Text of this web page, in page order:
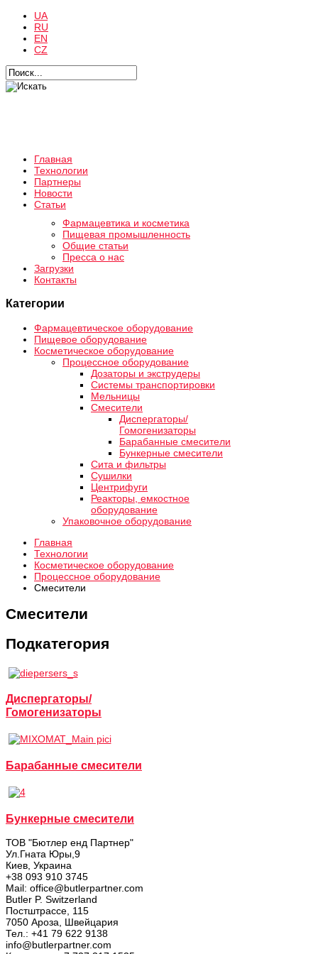
UA
RU
EN
CZ
Главная
Технологии
Партнеры
Новости
Статьи
Фармацевтика и косметика
Пищевая промышленность
Общие статьи
Пресса о нас
Загрузки
Контакты
Категории
Фармацевтическое оборудование
Пищевое оборудование
Косметическое оборудование
Процессное оборудование
Дозаторы и экструдеры
Системы транспортировки
Мельницы
Смесители
Диспергаторы/
Гомогенизаторы
Барабанные смесители
Бункерные смесители
Сита и фильтры
Сушилки
Центрифуги
Реакторы, емкостное
оборудование
Упаковочное оборудование
Главная
Технологии
Косметическое оборудование
Процессное оборудование
Смесители
Смесители
Подкатегория
Диспергаторы/
Гомогенизаторы
Барабанные смесители
Бункерные смесители
ТОВ "Бютлер енд Партнер"
Ул.Гната Юры,9
Киев, Украина
+38 093 910 3745
Mail: office@butlerpartner.com
Butler P. Switzerland
Постштрассе, 115
7050 Ароза, Швейцария
Тел.: +41 79 622 9138
info@butlerpartner.com